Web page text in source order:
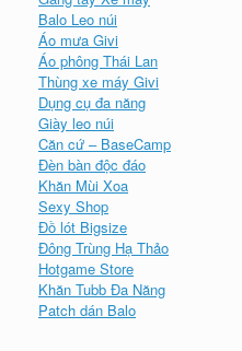
Balo Leo núi
Áo mưa Givi
Áo phông Thái Lan
Thùng xe máy Givi
Dụng cụ đa năng
Giày leo núi
Căn cứ – BaseCamp
Đèn bàn độc đáo
Khăn Mùi Xoa
Sexy Shop
Đồ lót Bigsize
Đông Trùng Hạ Thảo
Hotgame Store
Khăn Tubb Đa Năng
Patch dán Balo